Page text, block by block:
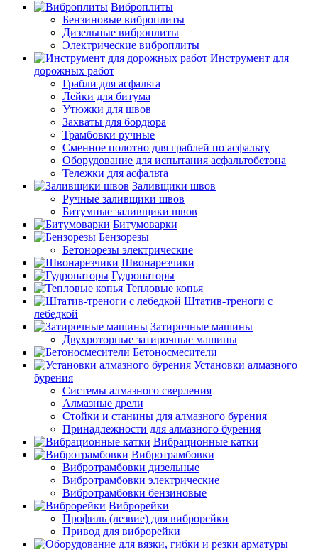
Виброплиты
Бензиновые виброплиты
Дизельные виброплиты
Электрические виброплиты
Инструмент для
дорожных работ
Грабли для асфальта
Лейки для битума
Утюжки для швов
Захваты для бордюра
Трамбовки ручные
Сменное полотно для граблей по асфальту
Оборудование для испытания асфальтобетона
Тележки для асфальта
Заливщики швов
Ручные заливщики швов
Битумные заливщики швов
Битумоварки
Бензорезы
Бетонорезы электрические
Швонарезчики
Гудронаторы
Тепловые копья
Штатив-треноги с
лебедкой
Затирочные машины
Двухроторные затирочные машины
Бетоносмесители
Установки алмазного
бурения
Системы алмазного сверления
Алмазные дрели
Стойки и станины для алмазного бурения
Принадлежности для алмазного бурения
Вибрационные катки
Вибротрамбовки
Вибротрамбовки дизельные
Вибротрамбовки электрические
Вибротрамбовки бензиновые
Виброрейки
Профиль (лезвие) для виброрейки
Привод для виброрейки